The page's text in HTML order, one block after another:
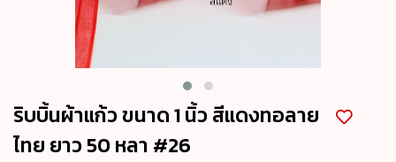
ริบบิ้นผ้าแก้ว ขนาด 1 นิ้ว สีแดงทอลาย
ไทย ยาว 50 หลา #26